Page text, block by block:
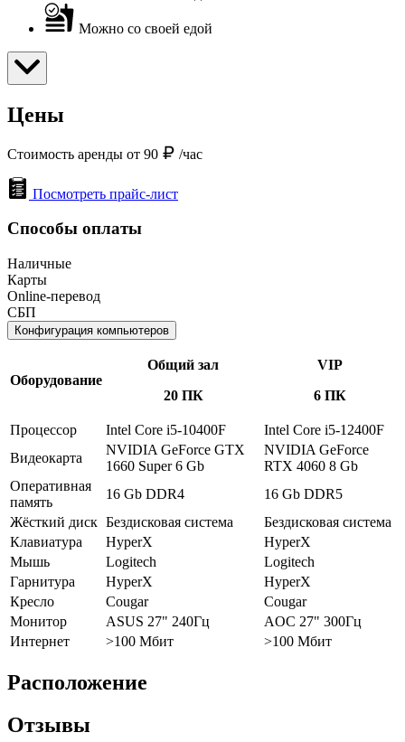
Можно со своей едой
Цены
Стоимость аренды от 90 /час
Посмотреть прайс-лист
Способы оплаты
Наличные
Карты
Online-перевод
СБП
Конфигурация компьютеров
Оборудование
Общий зал
20 ПК
VIP
6 ПК
Процессор Intel Core i5-10400F
Intel Core i5-12400F
Видеокарта
NVIDIA GeForce GTX
1660 Super 6 Gb
NVIDIA GeForce
RTX 4060 8 Gb
Оперативная
память
16 Gb DDR4
16 Gb DDR5
Жёсткий диск Бездисковая система
Бездисковая система
Клавиатура
HyperX
HyperX
Мышь
Logitech
Logitech
Гарнитура
HyperX
HyperX
Кресло
Cougar
Cougar
Монитор
ASUS 27" 240Гц
AOC 27" 300Гц
Интернет
>100 Мбит >100 Мбит
Расположение
Отзывы